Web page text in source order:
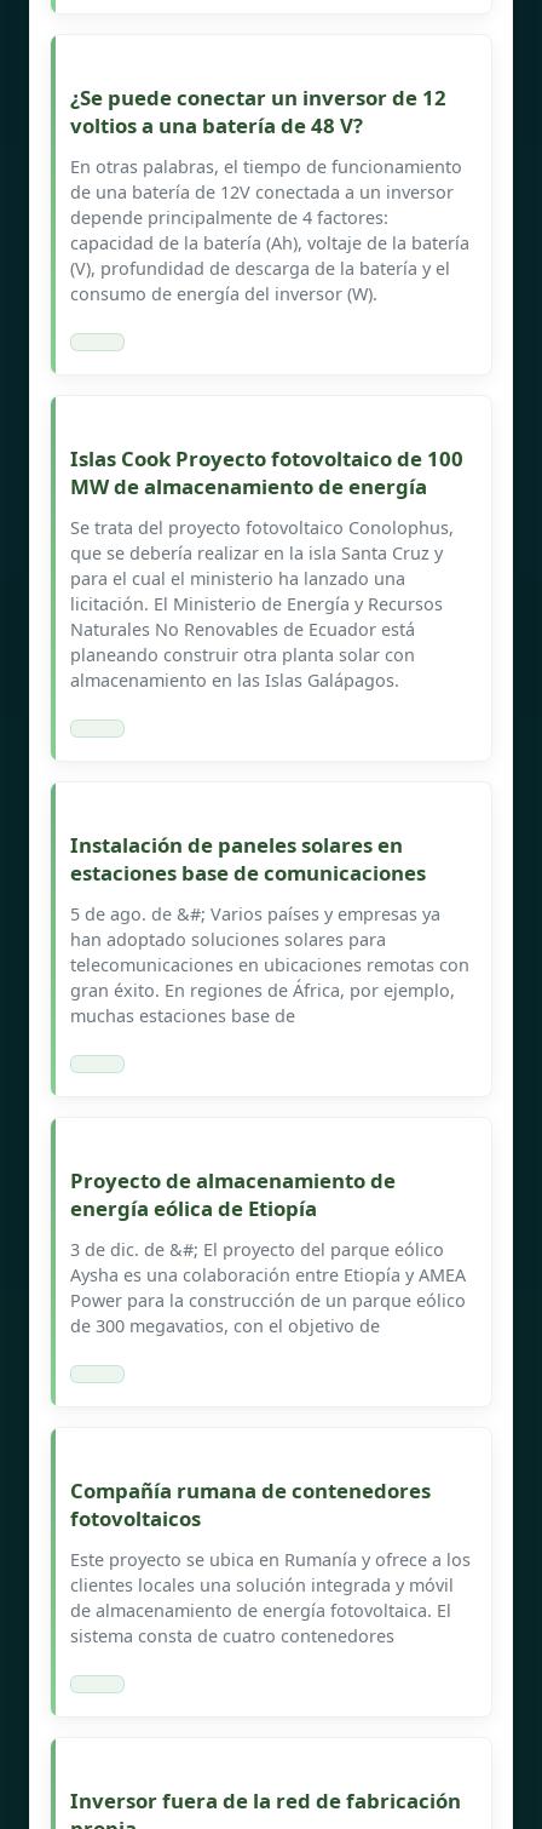
¿Se puede conectar un inversor de 12
voltios a una batería de 48 V?
En otras palabras, el tiempo de funcionamiento
de una batería de 12V conectada a un inversor
depende principalmente de 4 factores:
capacidad de la batería (Ah), voltaje de la batería
(V), profundidad de descarga de la batería y el
consumo de energía del inversor (W).
Islas Cook Proyecto fotovoltaico de 100
MW de almacenamiento de energía
Se trata del proyecto fotovoltaico Conolophus,
que se debería realizar en la isla Santa Cruz y
para el cual el ministerio ha lanzado una
licitación. El Ministerio de Energía y Recursos
Naturales No Renovables de Ecuador está
planeando construir otra planta solar con
almacenamiento en las Islas Galápagos.
Instalación de paneles solares en
estaciones base de comunicaciones
5 de ago. de &#; Varios países y empresas ya
han adoptado soluciones solares para
telecomunicaciones en ubicaciones remotas con
gran éxito. En regiones de África, por ejemplo,
muchas estaciones base de
Proyecto de almacenamiento de
energía eólica de Etiopía
3 de dic. de &#; El proyecto del parque eólico
Aysha es una colaboración entre Etiopía y AMEA
Power para la construcción de un parque eólico
de 300 megavatios, con el objetivo de
Compañía rumana de contenedores
fotovoltaicos
Este proyecto se ubica en Rumanía y ofrece a los
clientes locales una solución integrada y móvil
de almacenamiento de energía fotovoltaica. El
sistema consta de cuatro contenedores
Inversor fuera de la red de fabricación